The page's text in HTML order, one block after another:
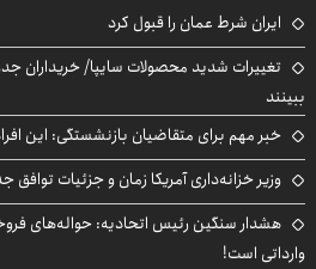
ایران شرط عمان را قبول کرد
ببینند
خبر مهم برای متقاضیان بازنشستگی: این افراد باید ۵ سال بیشتر
وزیر خزانه‌داری آمریکا زمان و جزئیات توافق
هشدار سنگین رئیس اتحادیه: حواله‌های
وارداتی است!